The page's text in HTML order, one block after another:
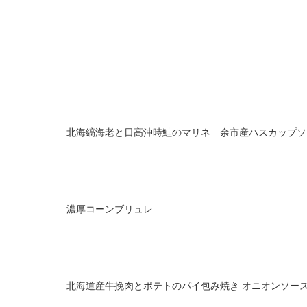
北海縞海老と日高沖時鮭のマリネ 余市産ハスカップ
濃厚コーンブリュレ
北海道産牛挽肉とポテトのパイ包み焼き オニオンソー